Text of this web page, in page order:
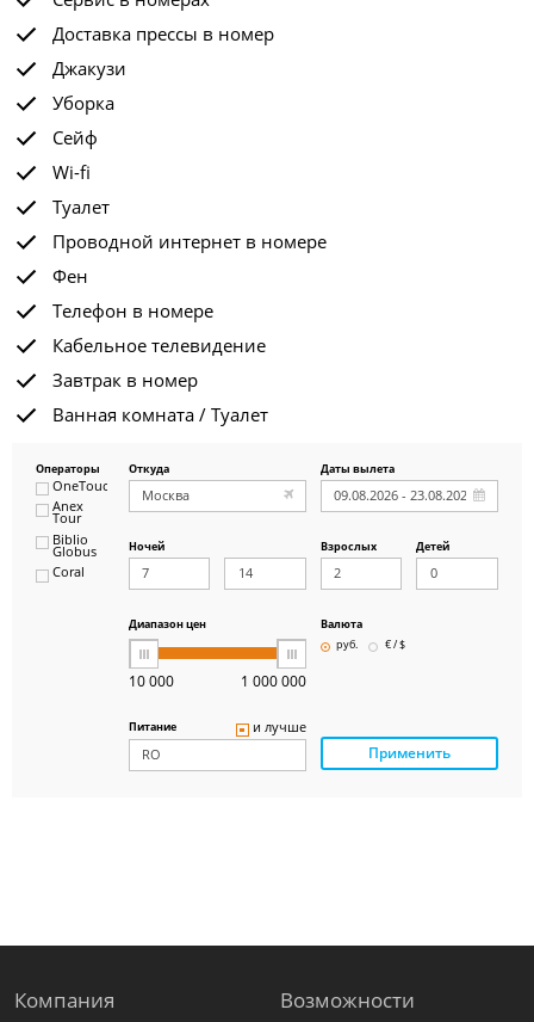
Доставка прессы в номер
Джакузи
Уборка
Сейф
Wi-fi
Туалет
Проводной интернет в номере
Фен
Телефон в номере
Кабельное телевидение
Завтрак в номер
Ванная комната / Туалет
Операторы
OneTouch&Travel
Anex
Tour
Biblio
Globus
Coral
Интурист
Откуда Даты вылета
Ночей Взрослых Детей
Диапазон цен
10 000 1 000 000
Валюта
руб.
€ / $
Питание и лучше
Применить
Компания Возможности